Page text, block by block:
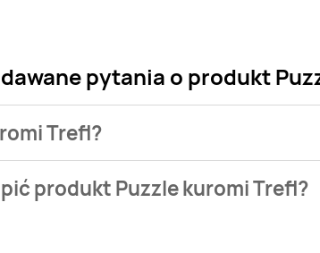
pytania o produkt
Trefl?
zł. produkt Puzzle kuromi Trefl?